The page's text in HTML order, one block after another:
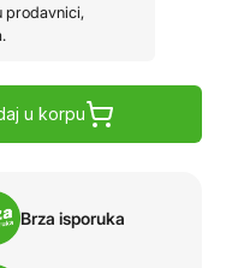
prodavnici,
u korpu
Brza isporuka